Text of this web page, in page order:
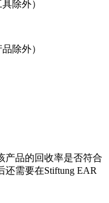
除外）
除外）
产品的回收率是否符合
需要在Stiftung EAR